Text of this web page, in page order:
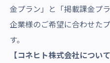
金プラン」と「掲載課金プ
企業様のご希望に合わせた
す。
【コネヒト株式会社について